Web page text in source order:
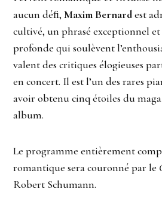
aucun déﬁ,Maxim Bernardest
cultivé, un phrasé exceptionnel
profonde qui soulèvent
valent des critiques élogieuses
en concert. Il est l’un des rares
avoir obtenu cinq étoiles du
album.
Le programme entièrement
romantique sera couronné par le
Robert Schumann.